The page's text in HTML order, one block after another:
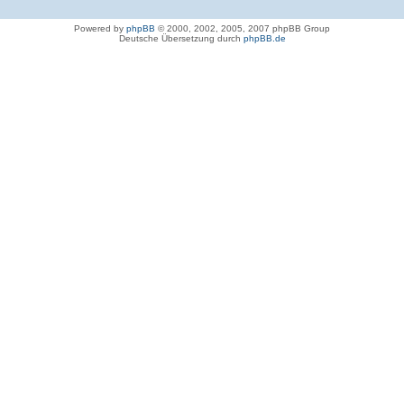
Powered by phpBB © 2000, 2002, 2005, 2007 phpBB Group
Deutsche Übersetzung durch phpBB.de